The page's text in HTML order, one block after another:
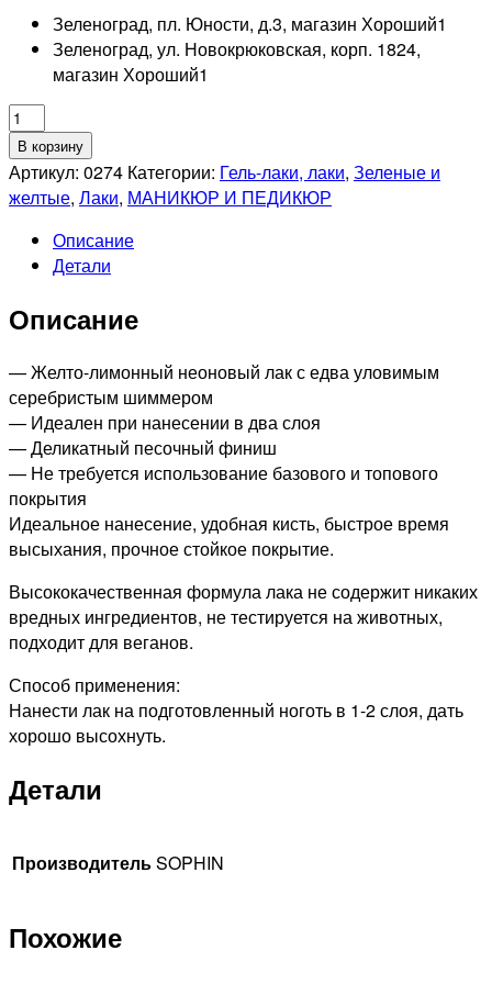
Зеленоград, пл. Юности, д.3, магазин Хороший1
Зеленоград, ул. Новокрюковская, корп. 1824,
магазин Хороший1
Количество
товара
SOPHIN
0274
для
ногтей,
В корзину
Артикул: 0274 Категории: Гель-лаки, лаки, Зеленые и
желтые, Лаки, МАНИКЮР И ПЕДИКЮР
Описание
Детали
Описание
— Желто-лимонный неоновый лак с едва уловимым
серебристым шиммером
— Идеален при нанесении в два слоя
— Деликатный песочный финиш
— Не требуется использование базового и топового
покрытия
Идеальное нанесение, удобная кисть, быстрое время
высыхания, прочное стойкое покрытие.
Высококачественная формула лака не содержит никаких
вредных ингредиентов, не тестируется на животных,
подходит для веганов.
Способ применения:
Нанести лак на подготовленный ноготь в 1-2 слоя, дать
хорошо высохнуть.
Детали
ПроизводительSOPHIN
Похожие